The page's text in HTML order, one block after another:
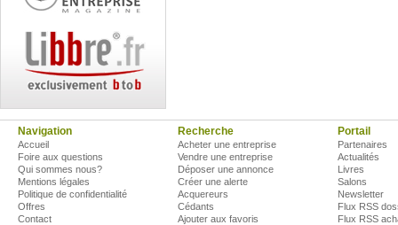
Navigation
Accueil
Foire aux questions
Qui sommes nous?
Mentions légales
Politique de confidentialité
Offres
Contact
Recherche
Acheter une entreprise
Vendre une entreprise
Déposer une annonce
Créer une alerte
Acquereurs
Cédants
Ajouter aux favoris
Portail
Partenaires
Actualités
Livres
Salons
Newsletter
Flux RSS
Flux RSS